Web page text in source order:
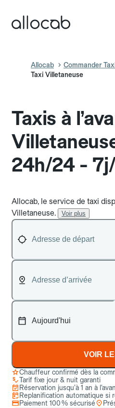
Allocab Commander
Taxi Villetaneuse
Taxis à
24h/24 -
Allocab, le service de taxi
Villetaneuse.
Voir plus
VOIR
Chauffeur confirmé dès la
Tarif fixe jour & nuit garanti
Réservation jusqu’à 1 an à
Replanification automatique si
Paiement 100 % sécurisé